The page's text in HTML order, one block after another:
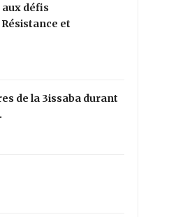
aux défis
et
de la 3issaba durant